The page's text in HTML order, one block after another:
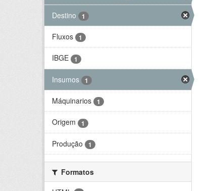
Destino 1
Fluxos 1
IBGE 1
Insumos 1
Máquinarios 1
Origem 1
Produção 1
Formatos